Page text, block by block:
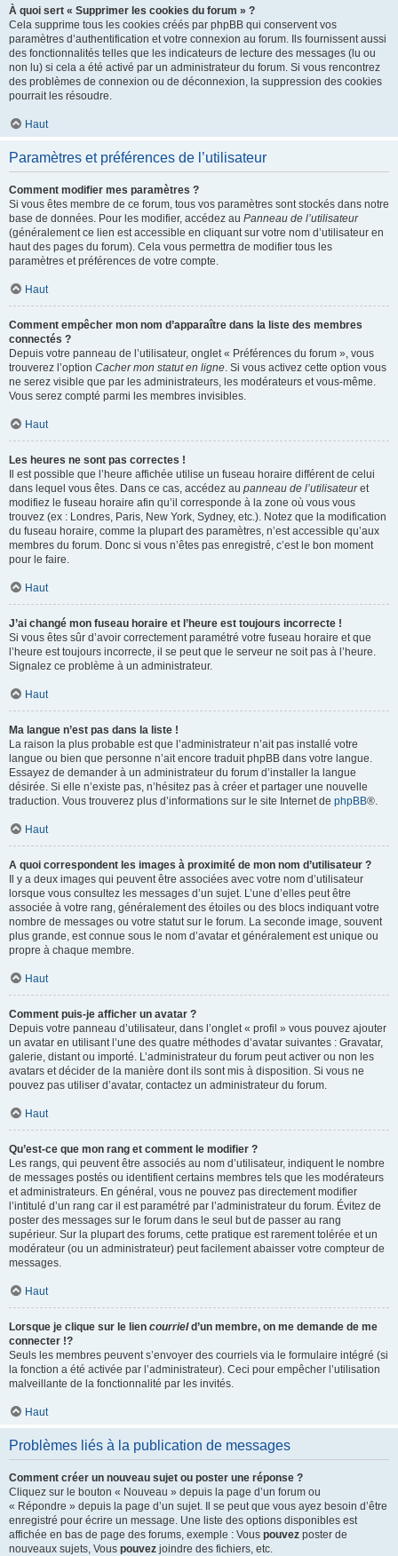
À quoi sert « Supprimer les cookies du forum » ?
Cela supprime tous les cookies créés par phpBB qui conservent vos
paramètres d’authentification et votre connexion au forum. Ils fournissent aussi
des fonctionnalités telles que les indicateurs de lecture des messages (lu ou
non lu) si cela a été activé par un administrateur du forum. Si vous rencontrez
des problèmes de connexion ou de déconnexion, la suppression des cookies
pourrait les résoudre.
Haut
Paramètres et préférences de l’utilisateur
Comment modifier mes paramètres ?
Si vous êtes membre de ce forum, tous vos paramètres sont stockés dans notre
base de données. Pour les modifier, accédez au Panneau de l’utilisateur
(généralement ce lien est accessible en cliquant sur votre nom d’utilisateur en
haut des pages du forum). Cela vous permettra de modifier tous les
paramètres et préférences de votre compte.
Haut
Comment empêcher mon nom d’apparaître dans la liste des membres
connectés ?
Depuis votre panneau de l’utilisateur, onglet « Préférences du forum », vous
trouverez l’option Cacher mon statut en ligne. Si vous activez cette option vous
ne serez visible que par les administrateurs, les modérateurs et vous-même.
Vous serez compté parmi les membres invisibles.
Haut
Les heures ne sont pas correctes !
Il est possible que l’heure affichée utilise un fuseau horaire différent de celui
dans lequel vous êtes. Dans ce cas, accédez au panneau de l’utilisateuret
modifiez le fuseau horaire afin qu’il corresponde à la zone où vous vous
trouvez (ex : Londres, Paris, New York, Sydney, etc.). Notez que la modification
du fuseau horaire, comme la plupart des paramètres, n’est accessible qu’aux
membres du forum. Donc si vous n’êtes pas enregistré, c’est le bon moment
pour le faire.
Haut
J’ai changé mon fuseau horaire et l’heure est toujours incorrecte !
Si vous êtes sûr d’avoir correctement paramétré votre fuseau horaire et que
l’heure est toujours incorrecte, il se peut que le serveur ne soit pas à l’heure.
Signalez ce problème à un administrateur.
Haut
Ma langue n’est pas dans la liste !
La raison la plus probable est que l’administrateur n’ait pas installé votre
langue ou bien que personne n’ait encore traduit phpBB dans votre langue.
Essayez de demander à un administrateur du forum d’installer la langue
désirée. Si elle n’existe pas, n’hésitez pas à créer et partager une nouvelle
traduction. Vous trouverez plus d’informations sur le site Internet de phpBB®.
Haut
A quoi correspondent les images à proximité de mon nom d’utilisateur ?
Il y a deux images qui peuvent être associées avec votre nom d’utilisateur
lorsque vous consultez les messages d’un sujet. L’une d’elles peut être
associée à votre rang, généralement des étoiles ou des blocs indiquant votre
nombre de messages ou votre statut sur le forum. La seconde image, souvent
plus grande, est connue sous le nom d’avatar et généralement est unique ou
propre à chaque membre.
Haut
Comment puis-je afficher un avatar ?
Depuis votre panneau d’utilisateur, dans l’onglet « profil » vous pouvez ajouter
un avatar en utilisant l’une des quatre méthodes d’avatar suivantes : Gravatar,
galerie, distant ou importé. L’administrateur du forum peut activer ou non les
avatars et décider de la manière dont ils sont mis à disposition. Si vous ne
pouvez pas utiliser d’avatar, contactez un administrateur du forum.
Haut
Qu’est-ce que mon rang et comment le modifier ?
Les rangs, qui peuvent être associés au nom d’utilisateur, indiquent le nombre
de messages postés ou identifient certains membres tels que les modérateurs
et administrateurs. En général, vous ne pouvez pas directement modifier
l’intitulé d’un rang car il est paramétré par l’administrateur du forum. Évitez de
poster des messages sur le forum dans le seul but de passer au rang
supérieur. Sur la plupart des forums, cette pratique est rarement tolérée et un
modérateur (ou un administrateur) peut facilement abaisser votre compteur de
messages.
Haut
Lorsque je clique sur le lien courrield’un membre, on me demande de me
connecter !?
Seuls les membres peuvent s’envoyer des courriels via le formulaire intégré (si
la fonction a été activée par l’administrateur). Ceci pour empêcher l’utilisation
malveillante de la fonctionnalité par les invités.
Haut
Problèmes liés à la publication de messages
Comment créer un nouveau sujet ou poster une réponse ?
Cliquez sur le bouton « Nouveau » depuis la page d’un forum ou
« Répondre » depuis la page d’un sujet. Il se peut que vous ayez besoin d’être
enregistré pour écrire un message. Une liste des options disponibles est
affichée en bas de page des forums, exemple : Vous pouvez poster de
nouveaux sujets, Vous pouvez joindre des fichiers, etc.